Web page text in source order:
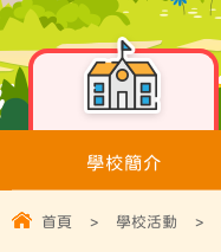
學校簡介
首頁 > 學校活動 >